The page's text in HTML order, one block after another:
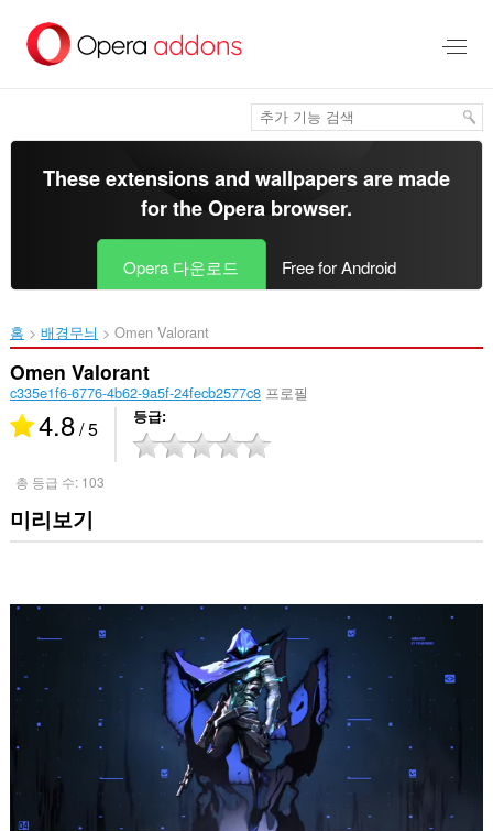
건
These extensions and wallpapers are made
for theOpera browser.
Opera 다운로드 Free for Android
홈 배경무늬 Omen Valorant‎
Omen Valorant
c335e1f6-6776-4b62-9a5f-24fecb2577c8프로필
4.8/ 5 등급
총 등급 수: 103
미리보기